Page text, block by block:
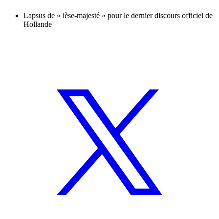
Lapsus de « lèse-majesté » pour le dernier discours officiel de
Hollande